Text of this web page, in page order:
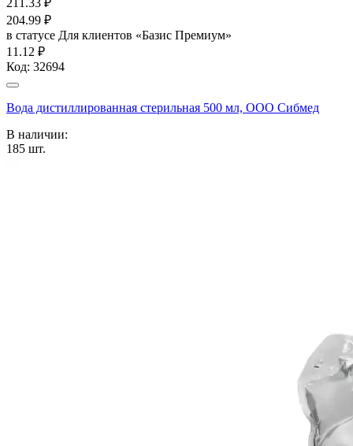
204.99 ₽
в статусе Для клиентов «Базис Премиум»
11.12 ₽
Код: 32694
Вода дистиллированная стерильная 500 мл, ООО Сибмед
В наличии:
185 шт.